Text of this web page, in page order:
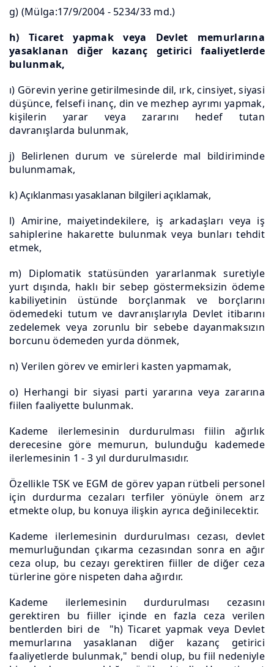
g) (Mülga:17/9/2004 - 5234/33 md.)
h) Ticaret yapmak veya Devlet memurlarına
yasaklanan diğer kazanç getirici faaliyetlerde
bulunmak,
ı) Görevin yerine getirilmesinde dil, ırk, cinsiyet, siyasi
düşünce, felsefi inanç, din ve mezhep ayrımı yapmak,
kişilerin yarar veya zararını hedef tutan
davranışlarda bulunmak,
j) Belirlenen durum ve sürelerde mal bildiriminde
bulunmamak,
k) Açıklanması yasaklanan bilgileri açıklamak,
l) Amirine, maiyetindekilere, iş arkadaşları veya iş
sahiplerine hakarette bulunmak veya bunları tehdit
etmek,
m) Diplomatik statüsünden yararlanmak suretiyle
yurt dışında, haklı bir sebep göstermeksizin ödeme
kabiliyetinin üstünde borçlanmak ve borçlarını
ödemedeki tutum ve davranışlarıyla Devlet itibarını
zedelemek veya zorunlu bir sebebe dayanmaksızın
borcunu ödemeden yurda dönmek,
n) Verilen görev ve emirleri kasten yapmamak,
o) Herhangi bir siyasi parti yararına veya zararına
fiilen faaliyette bulunmak.
Kademe ilerlemesinin durdurulması fiilin ağırlık
derecesine göre memurun, bulunduğu kademede
ilerlemesinin 1 - 3 yıl durdurulmasıdır.
Özellikle TSK ve EGM de görev yapan rütbeli personel
için durdurma cezaları terfiler yönüyle önem arz
etmekte olup, bu konuya ilişkin ayrıca değinilecektir.
Kademe ilerlemesinin durdurulması cezası, devlet
memurluğundan çıkarma cezasından sonra en ağır
ceza olup, bu cezayı gerektiren fiiller de diğer ceza
türlerine göre nispeten daha ağırdır.
Kademe ilerlemesinin durdurulması cezasını
gerektiren bu fiiller içinde en fazla ceza verilen
bentlerden biri de "h) Ticaret yapmak veya Devlet
memurlarına yasaklanan diğer kazanç getirici
faaliyetlerde bulunmak," bendi olup, bu fiil nedeniyle